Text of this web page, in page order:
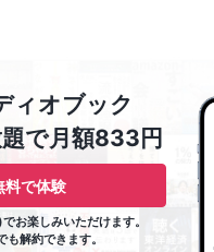
ィオブック
で月額833円
料で体験
お楽しみいただけます。
解約できます。